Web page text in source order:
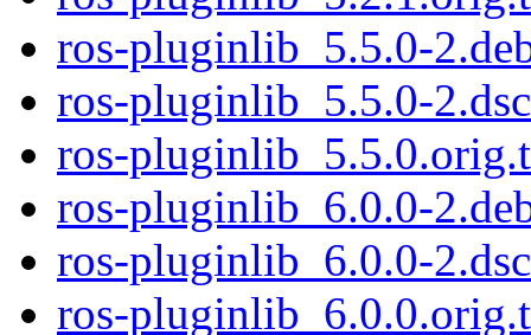
ros-pluginlib_5.5.0-
ros-pluginlib_5.5.0-2.dsc
ros-
ros-pluginlib_6.0.0-
ros-pluginlib_6.0.0-2.dsc
ros-